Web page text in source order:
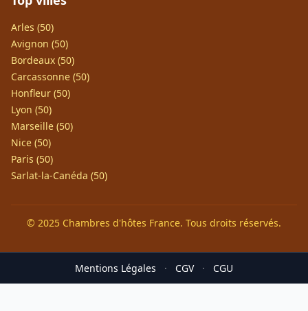
Arles (50)
Avignon (50)
Bordeaux (50)
Carcassonne (50)
Honfleur (50)
Lyon (50)
Marseille (50)
Nice (50)
Paris (50)
Sarlat-la-Canéda (50)
© 2025 Chambres d'hôtes France. Tous droits réservés.
Mentions Légales · CGV · CGU